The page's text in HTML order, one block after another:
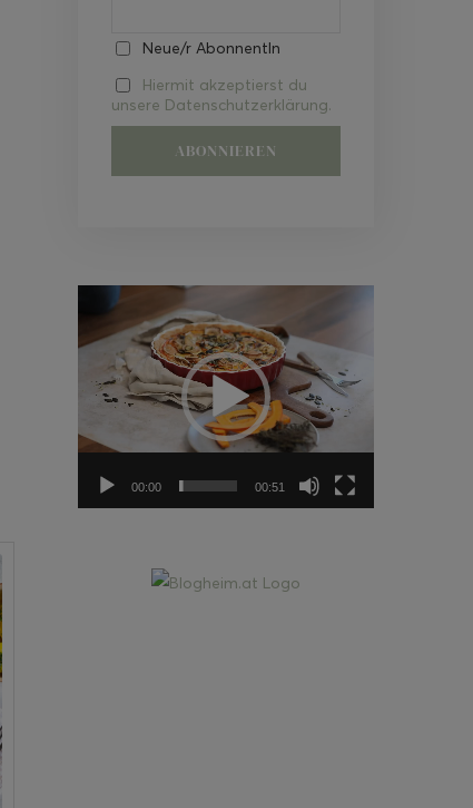
Neue/r AbonnentIn
Hiermit akzeptierst du
unsere Datenschutzerklärung.
Video-
Player
00:00 00:51